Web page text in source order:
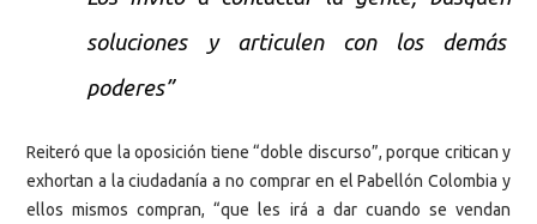
soluciones y articulen con los demás
poderes”
Reiteró que la oposición tiene “doble discurso”, porque critican y
exhortan a la ciudadanía a no comprar en el Pabellón Colombia y
ellos mismos compran, “que les irá a dar cuando se vendan